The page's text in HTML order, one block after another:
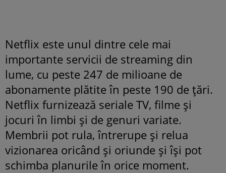
Netflix este unul dintre cele mai
importante servicii de streaming din
lume, cu peste 247 de milioane de
abonamente plătite în peste 190 de țări.
Netflix furnizează seriale TV, filme și
jocuri în limbi și de genuri variate.
Membrii pot rula, întrerupe și relua
vizionarea oricând și oriunde și își pot
schimba planurile în orice moment.